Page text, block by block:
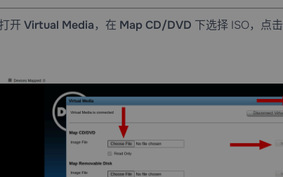
开 Virtual Media，在 Map CD/DVD 下选择 ISO，点击